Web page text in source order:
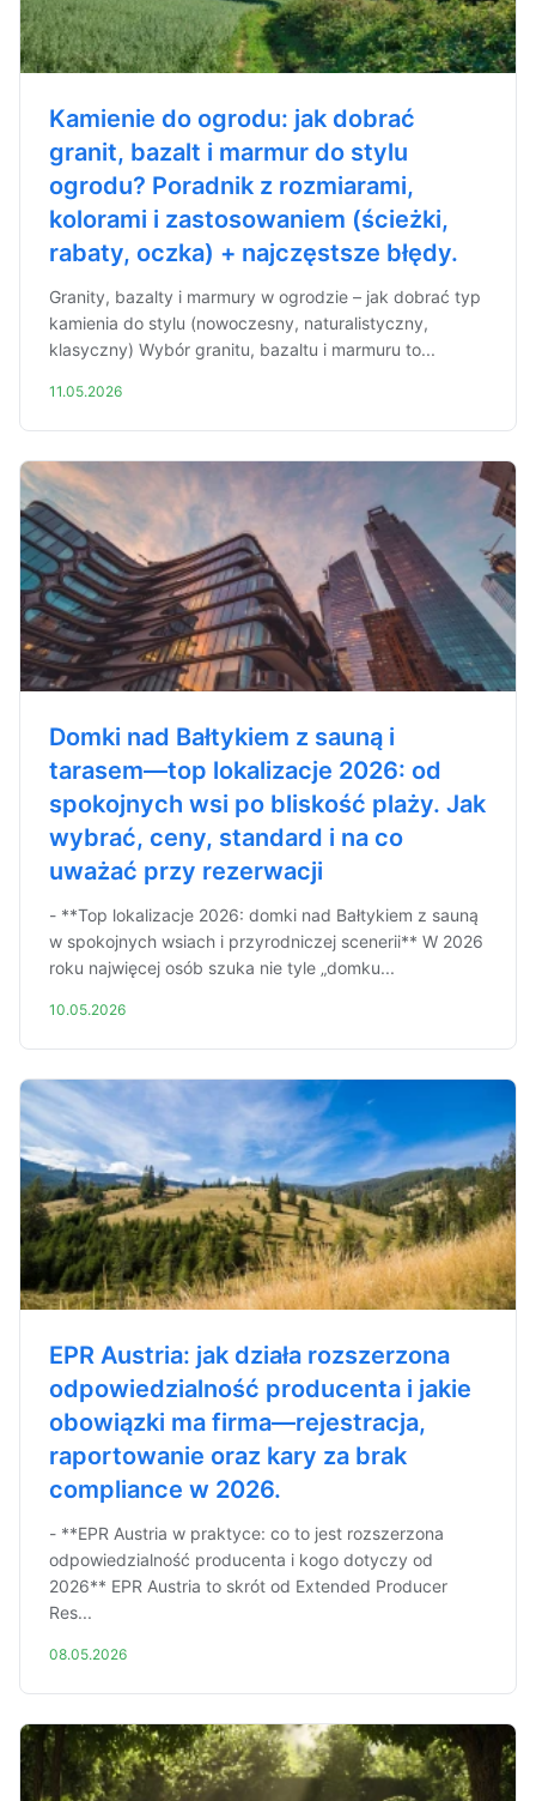
Kamienie do ogrodu: jak dobrać
granit, bazalt i marmur do stylu
ogrodu? Poradnik z rozmiarami,
kolorami i zastosowaniem (ścieżki,
rabaty, oczka) + najczęstsze błędy.
Granity, bazalty i marmury w ogrodzie – jak dobrać typ
kamienia do stylu (nowoczesny, naturalistyczny,
klasyczny) Wybór granitu, bazaltu i marmuru to...
11.05.2026
Domki nad Bałtykiem z sauną i
tarasem—top lokalizacje 2026: od
spokojnych wsi po bliskość plaży. Jak
wybrać, ceny, standard i na co
uważać przy rezerwacji
- **Top lokalizacje 2026: domki nad Bałtykiem z sauną
w spokojnych wsiach i przyrodniczej scenerii** W 2026
roku najwięcej osób szuka nie tyle „domku...
10.05.2026
EPR Austria: jak działa rozszerzona
odpowiedzialność producenta i jakie
obowiązki ma firma—rejestracja,
raportowanie oraz kary za brak
compliance w 2026.
- **EPR Austria w praktyce: co to jest rozszerzona
odpowiedzialność producenta i kogo dotyczy od
2026** EPR Austria to skrót od Extended Producer
Res...
08.05.2026